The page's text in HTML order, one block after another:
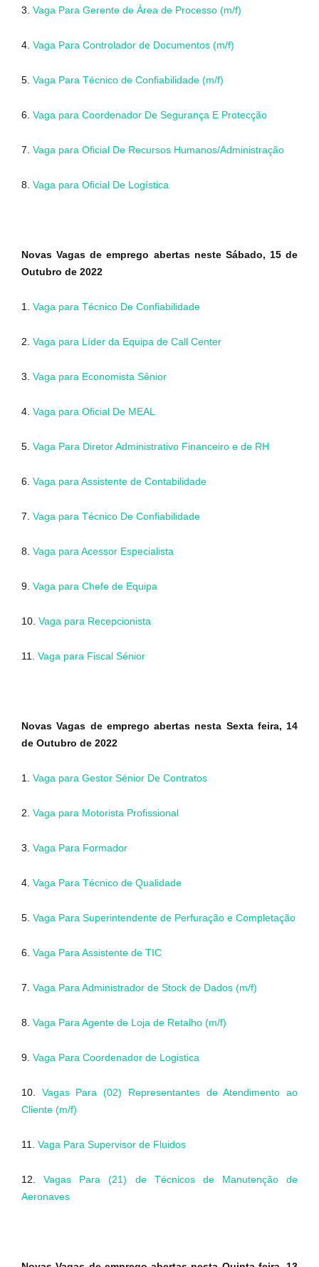
3. Vaga Para Gerente de Área de Processo (m/f)
4. Vaga Para Controlador de Documentos (m/f)
5. Vaga Para Técnico de Confiabilidade (m/f)
6. Vaga para Coordenador De Segurança E Protecção
7. Vaga para Oficial De Recursos Humanos/Administração
8. Vaga para Oficial De Logística
Novas Vagas de emprego abertas neste Sábado, 15 de
Outubro de 2022
1. Vaga para Técnico De Confiabilidade
2. Vaga para Líder da Equipa de Call Center
3. Vaga para Economista Sênior
4. Vaga para Oficial De MEAL
5. Vaga Para Diretor Administrativo Financeiro e de RH
6. Vaga para Assistente de Contabilidade
7. Vaga para Técnico De Confiabilidade
8. Vaga para Acessor Especialista
9. Vaga para Chefe de Equipa
10. Vaga para Recepcionista
11. Vaga para Fiscal Sénior
Novas Vagas de emprego abertas nesta Sexta feira, 14
de Outubro de 2022
1. Vaga para Gestor Sénior De Contratos
2. Vaga para Motorista Profissional
3. Vaga Para Formador
4. Vaga Para Técnico de Qualidade
5. Vaga Para Superintendente de Perfuração e Completação
6. Vaga Para Assistente de TIC
7. Vaga Para Administrador de Stock de Dados (m/f)
8. Vaga Para Agente de Loja de Retalho (m/f)
9. Vaga Para Coordenador de Logistica
10. Vagas Para (02) Representantes de Atendimento ao
Cliente (m/f)
11. Vaga Para Supervisor de Fluidos
12.Vagas Para (21) de Técnicos de Manutenção de
Aeronaves